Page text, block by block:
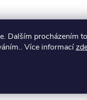
Dalším procházením
Více informací
Na první pohled
vyřešíte